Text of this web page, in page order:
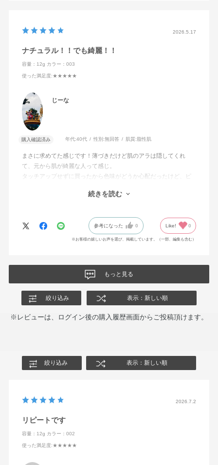
2026.5.17
ナチュラル！！でも綺麗！！
容量：12g カラー：003
使った満足度:★★★★★
じーな
購入確認済み 年代:40代 性別:無回答 肌質: 脂性肌
まさに求めてた感じです！薄づきだけど肌のアラは隠してくれ
て、元から肌が綺麗な人って感じ。
タッチアップせずに買ったから色味がどうか心配だったけど、ピ
脂性肌だから若干テカテカしちゃうけど、Tゾーンだけパウダーは
UV効果も高くてありがたい?
なくなったらリピします！！
続きを読む
参考になった 0 Like! 0
※お客様の嬉しいお声を選び、掲載しています。（一部、編集も含む）
もっと見る
絞り込み 表示：新しい順
※レビューは、ログイン後の購入履歴画面からご投稿頂けます。
絞り込み 表示：新しい順
2026.7.2
リピートです
容量：12g カラー：002
使った満足度:★★★★★